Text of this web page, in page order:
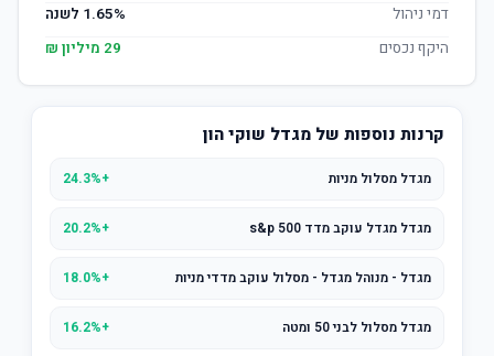
דמי ניהול
1.65% לשנה
היקף נכסים
29 מיליון ₪
קרנות נוספות של מגדל שוקי הון
מגדל מסלול מניות +24.3%
מגדל מגדל עוקב מדד s&p 500 +20.2%
מגדל - מנוהל מגדל - מסלול עוקב מדדי מניות +18.0%
מגדל מסלול לבני 50 ומטה +16.2%